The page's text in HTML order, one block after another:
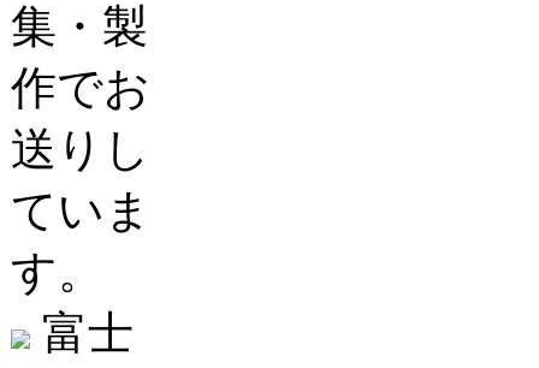
集・製
作でお
送りし
ていま
す。
富士